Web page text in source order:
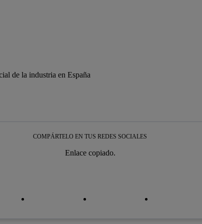
COMPÁRTELO EN TUS REDES SOCIALES
Enlace copiado.